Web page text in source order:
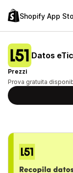
Shopify App
Datos
Prezzi
Prova gratuita